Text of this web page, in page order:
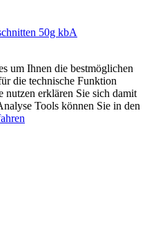
50g kbA
um Ihnen die bestmöglichen
die technische Funktion
nutzen erklären Sie sich damit
Tools können Sie in den